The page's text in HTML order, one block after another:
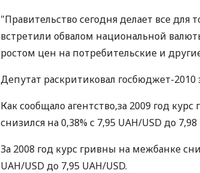
"Правительство сегодня делает все для
встретили обвалом национальной
ростом цен на потребительские и
Депутат раскритиковал госбюджет-
Как сообщало агентство,за 2009 год
снизился на 0,38% с 7,95 UAH/USD до 7,98
За 2008 год курс гривны на межбанке
UAH/USD до 7,95 UAH/USD.